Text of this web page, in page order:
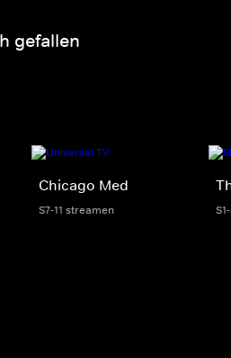
gefallen
Chicago Med
S7-11 streamen